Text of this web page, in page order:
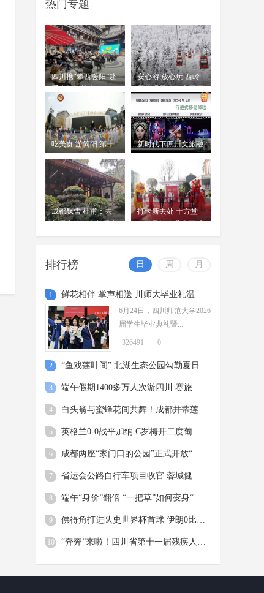
属“节日礼物”——中和湿地公园与
江...
06-24
周吟
省运会公路自行车项目收官 蓉
城健儿斩获两金两铜
6月23日，随着男子30公里与女子20
公里团体计时赛的奖牌尘埃落定，四
川省第十五届运动会自行车公路项目
赛事在自贡卧龙湖公园圆满收...
06-23
周吟
佛得角打进队史世界杯首球 伊
朗0比0逼平10人比利时 西班牙4
比0沙特，18岁亚马尔首球
北京时间6月22日上午，世界杯小组
赛H组第二轮，佛得角队迎战乌拉圭
队。
06-23
“奔奔”来啦！四川省第十一届
残疾人运动会暨第六届特殊奥
六届特殊奥林匹克运动会将于2026年
9月在广安、内江、宜宾举办。
06-23
周吟
雨过天晴 绝美画卷 成都再
现“窗含西岭千秋雪”
6月22日，随着上一轮降雨的结束，
成都迎来了久违的“水晶天”，不仅市
区上空展现出一碧如洗的湛蓝美景，
热门专题
四川携“攀西暖阳”赴
安心游 放心玩 西岭
放
吃美食 游简阳 第十
游季今日开幕
新时代下四川文旅融
成都飘雪 杜甫：去
地
打卡新去处 十方堂
开放
排行榜 日 周 月
1 鲜花相伴 掌声相送 川师大毕业礼温暖启程
6月24日，四川师范大学2026
届学生毕业典礼暨...
326491 0
2 “鱼戏莲叶间” 北湖生态公园勾勒夏日美景
3 端午假期1400多万人次游四川 赛旅融合成时尚 青春旅途是亮点
4 白头翁与蜜蜂花间共舞！成都并蒂莲含苞待放惹人怜爱
5 英格兰0-0战平加纳 C罗梅开二度葡萄牙5球大胜
6 成都两座“家门口的公园”正式开放“扫码飞”
7 省运会公路自行车项目收官 蓉城健儿斩获两金两铜
8 端午“身价”翻倍 “一把草”如何变身“国潮花束”？
9 佛得角打进队史世界杯首球 伊朗0比0逼平10人比利时 西班牙4比0沙特，18岁亚马尔首球
10 “奔奔”来啦！四川省第十一届残疾人运动会暨第六届特殊奥林匹克运动会标志标识正式发布